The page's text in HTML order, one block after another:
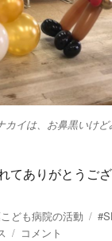
カイは、お鼻黒いけ
てありがとうご
ども病院の活動
タ
12
コメント